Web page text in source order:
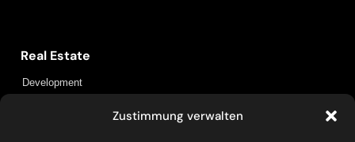
Zustimmung verwalten
Real Estate
Development